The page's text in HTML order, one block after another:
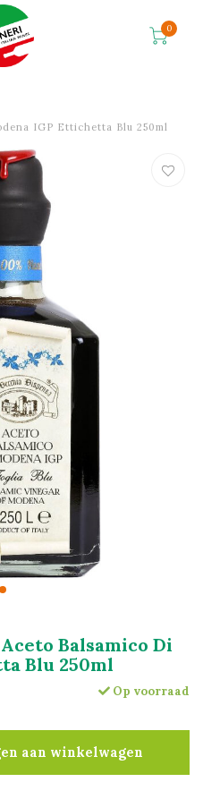
0
IGP Ettichetta Blu 250ml
Balsamico Di
Blu 250ml
Op voorraad
aan winkelwagen